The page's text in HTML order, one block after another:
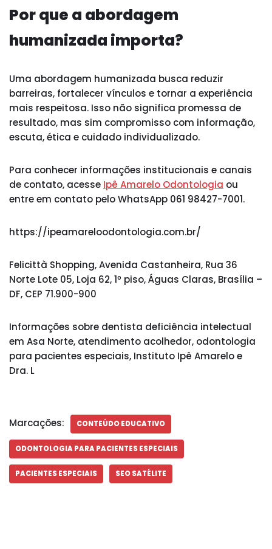
Por que a abordagem
humanizada importa?
Uma abordagem humanizada busca reduzir
barreiras, fortalecer vínculos e tornar a experiência
mais respeitosa. Isso não significa promessa de
resultado, mas sim compromisso com informação,
escuta, ética e cuidado individualizado.
Para conhecer informações institucionais e canais
de contato, acesse Ipê Amarelo Odontologia ou
entre em contato pelo WhatsApp 061 98427-7001.
https://ipeamareloodontologia.com.br/
Felicittà Shopping, Avenida Castanheira, Rua 36
Norte Lote 05, Loja 62, 1º piso, Águas Claras, Brasília –
DF, CEP 71.900-900
Informações sobre dentista deficiência intelectual
em Asa Norte, atendimento acolhedor, odontologia
para pacientes especiais, Instituto Ipê Amarelo e
Dra. L
Marcações: CONTEÚDO EDUCATIVO
ODONTOLOGIA PARA PACIENTES ESPECIAIS
PACIENTES ESPECIAIS SEO SATÉLITE